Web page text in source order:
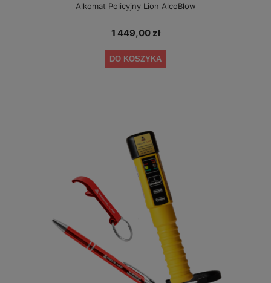
Alkomat Policyjny Lion AlcoBlow
1 449,00 zł
DO KOSZYKA